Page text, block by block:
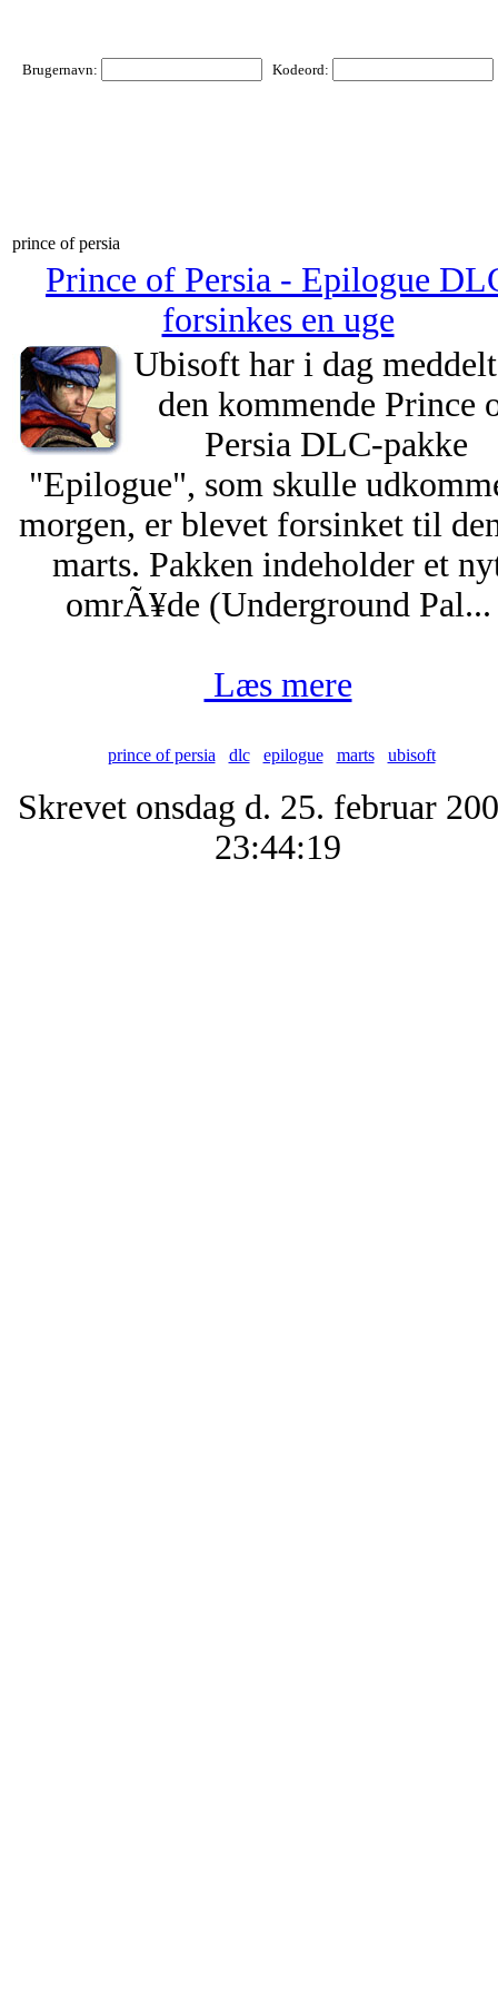
Brugernavn: Kodeord:
prince of persia
Prince of Persia - Epilogue
forsinkes en uge
Ubisoft har i dag
den kommende Prince
Persia DLC-pakke
"Epilogue", som skulle
morgen, er blevet forsinket til
marts. Pakken indeholder et
omrÃ¥de (Underground Pal...
Læs mere
prince of persia dlc epilogue marts ubisoft
Skrevet onsdag d. 25. februar
23:44:19